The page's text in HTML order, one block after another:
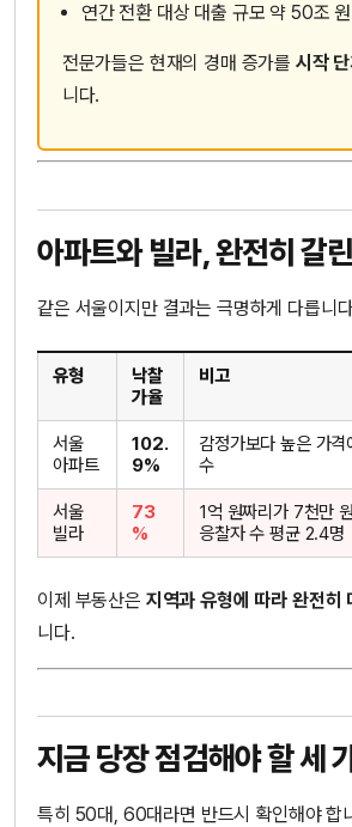
연간 전환 대상 대출 규모 약 50조 원
전문가들은 현재의 경매 증가를 시작
니다.
아파트와 빌라, 완전히 갈
같은 서울이지만 결과는 극명하게 다릅니
유형
낙찰
가율
비고
서울
아파트
102.
9%
감정가보다 높은 가
수
서울
빌라
73
%
1억 원짜리가 7천만
응찰자 수 평균 2.4명
이제 부동산은 지역과 유형에 따라 완전히
니다.
지금 당장 점검해야 할 세
특히 50대, 60대라면 반드시 확인해야 합